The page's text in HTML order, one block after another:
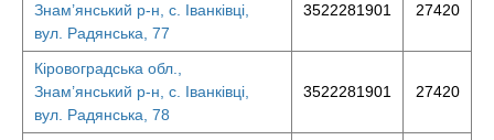
Знам’янський р-н, с. Іванківці,
вул. Радянська, 77
3522281901 27420
Кіровоградська обл.,
Знам’янський р-н, с. Іванківці,
вул. Радянська, 78
3522281901 27420